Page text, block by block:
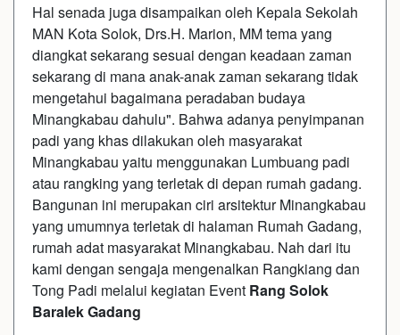
Hal senada juga disampaikan oleh Kepala Sekolah
MAN Kota Solok, Drs.H. Marion, MM tema yang
diangkat sekarang sesuai dengan keadaan zaman
sekarang di mana anak-anak zaman sekarang tidak
mengetahui bagaimana peradaban budaya
Minangkabau dahulu". Bahwa adanya penyimpanan
padi yang khas dilakukan oleh masyarakat
Minangkabau yaitu menggunakan Lumbuang padi
atau rangking yang terletak di depan rumah gadang.
Bangunan ini merupakan ciri arsitektur Minangkabau
yang umumnya terletak di halaman Rumah Gadang,
rumah adat masyarakat Minangkabau. Nah dari itu
kami dengan sengaja mengenalkan Rangkiang dan
Tong Padi melalui kegiatan Event Rang Solok
Baralek Gadang